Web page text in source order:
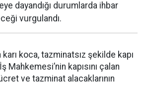
dayandığı durumlarda ihbar
vurgulandı.
koca, tazminatsız şekilde kapı
Mahkemesi’nin kapısını çalan
ve tazminat alacaklarının